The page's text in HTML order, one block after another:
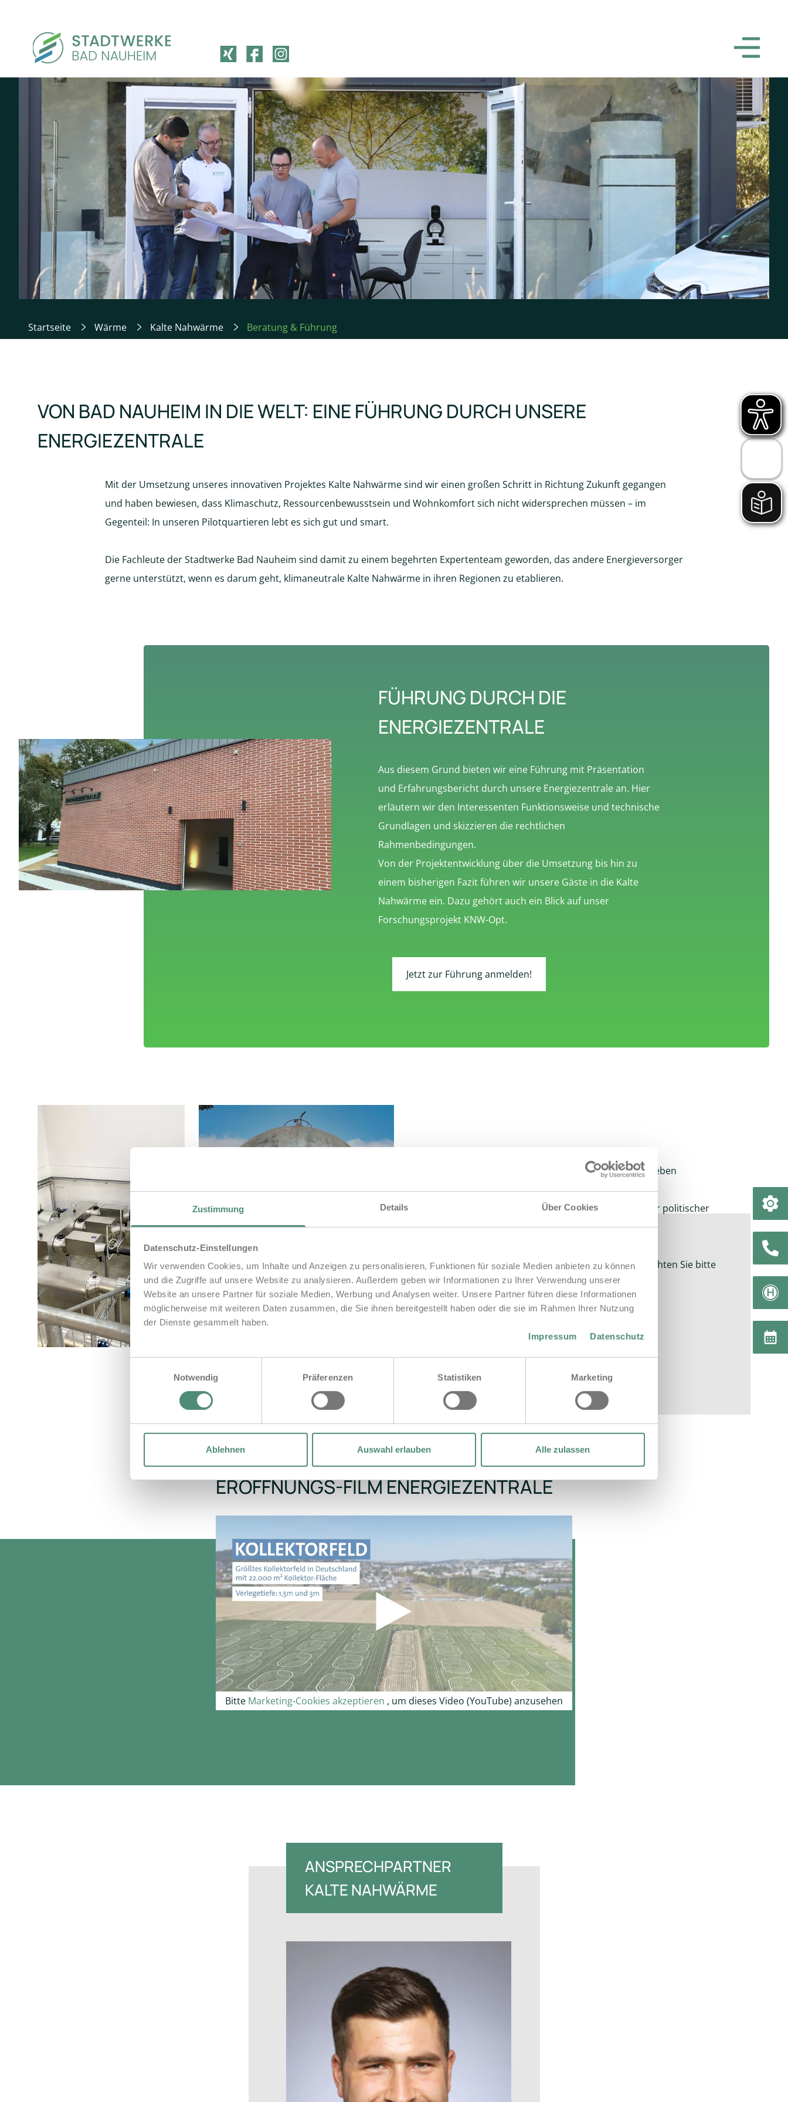
Zustimmung Details Über Cookies
Datenschutz-Einstellungen
Wir verwenden Cookies, um Inhalte und Anzeigen zu personalisieren, Funktionen für soziale Medien anbieten zu können
und die Zugriffe auf unsere Website zu analysieren. Außerdem geben wir Informationen zu Ihrer Verwendung unserer
Website an unsere Partner für soziale Medien, Werbung und Analysen weiter. Unsere Partner führen diese Informationen
möglicherweise mit weiteren Daten zusammen, die Sie ihnen bereitgestellt haben oder die sie im Rahmen Ihrer Nutzung
der Dienste gesammelt haben.
Impressum
Datenschutz
Notwendig
Präferenzen Statistiken Marketing
Ablehnen Auswahl erlauben Alle zulassen
Startseite Wärme Kalte Nahwärme Beratung & Führung
VON BAD NAUHEIM IN DIE WELT: EINE FÜHRUNG DURCH UNSERE
ENERGIEZENTRALE
Mit der Umsetzung unseres innovativen Projektes Kalte Nahwärme sind wir einen großen Schritt in Richtung Zukunft gegangen
und haben bewiesen, dass Klimaschutz, Ressourcenbewusstsein und Wohnkomfort sich nicht widersprechen müssen – im
Gegenteil: In unseren Pilotquartieren lebt es sich gut und smart.
Die Fachleute der Stadtwerke Bad Nauheim sind damit zu einem begehrten Expertenteam geworden, das andere Energieversorger
gerne unterstützt, wenn es darum geht, klimaneutrale Kalte Nahwärme in ihren Regionen zu etablieren.
FÜHRUNG DURCH DIE
ENERGIEZENTRALE
Aus diesem Grund bieten wir eine Führung mit Präsentation
und Erfahrungsbericht durch unsere Energiezentrale an. Hier
erläutern wir den Interessenten Funktionsweise und technische
Grundlagen und skizzieren die rechtlichen
Rahmenbedingungen.
Von der Projektentwicklung über die Umsetzung bis hin zu
einem bisherigen Fazit führen wir unsere Gäste in die Kalte
Nahwärme ein. Dazu gehört auch ein Blick auf unser
Forschungsprojekt KNW-Opt.
Jetzt zur Führung anmelden!
Angesprochen von diesem Beratungsangebot sind neben
Energieversorgern und anderen Stadtwerken auch
Projektentwickler, Erschließungsträger und Mitglieder politischer
Gremien.
Anfragen nach Terminen und weiteren Angeboten richten Sie bitte
an unsere Experten in Sachen Kalte Nahwärme.
ERÖFFNUNGS-FILM ENERGIEZENTRALE
Bitte Marketing-Cookies akzeptieren , um dieses Video (YouTube) anzusehen
ANSPRECHPARTNER
KALTE NAHWÄRME